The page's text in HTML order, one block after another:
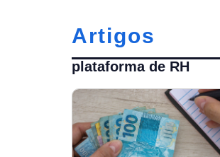
Artigos
plataforma de RH